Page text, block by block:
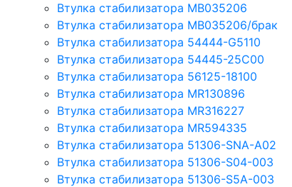
Втулка стабилизатора MB035206
Втулка стабилизатора MB035206/брак
Втулка стабилизатора 54444-G5110
Втулка стабилизатора 54445-25C00
Втулка стабилизатора 56125-18100
Втулка стабилизатора MR130896
Втулка стабилизатора MR316227
Втулка стабилизатора MR594335
Втулка стабилизатора 51306-SNA-A02
Втулка стабилизатора 51306-S04-003
Втулка стабилизатора 51306-S5A-003